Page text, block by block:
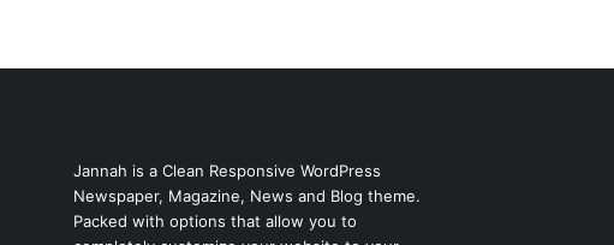
Jannah is a Clean Responsive WordPress
Newspaper, Magazine, News and Blog theme.
Packed with options that allow you to